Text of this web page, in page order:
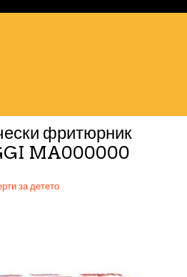
фритюрник
MA000000
за детето